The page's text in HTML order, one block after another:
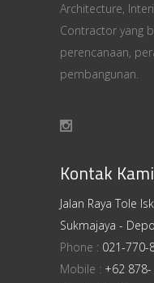
Architecture,
Contractor yang
perencanaan,
pembangunan.
Kontak Kami
Jalan Raya Tole
Sukmajaya -
Phone : 021-770-
Mobile : +62